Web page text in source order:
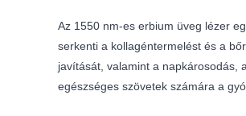
Az 1550 nm-es erbium üveg lézer
serkenti a kollagéntermelést és a
javítását, valamint a napkárosodás,
egészséges szövetek számára a